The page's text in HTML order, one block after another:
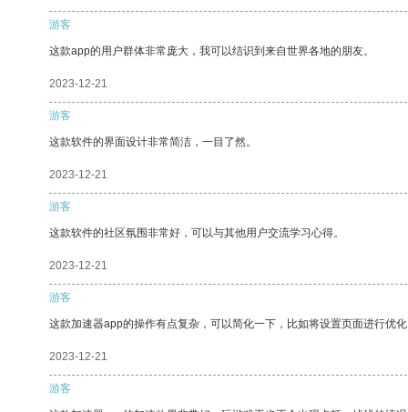
游客
这款app的用户群体非常庞大，我可以结识到来自世界各地的朋友。
2023-12-21
游客
这款软件的界面设计非常简洁，一目了然。
2023-12-21
游客
这款软件的社区氛围非常好，可以与其他用户交流学习心得。
2023-12-21
游客
这款加速器app的操作有点复杂，可以简化一下，比如将设置页面进行优
2023-12-21
游客